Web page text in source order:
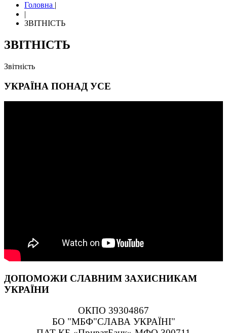
Головна |
|
ЗВІТНІСТЬ
ЗВIТНIСТЬ
Звітність
УКРАЇНА ПОНАД УСЕ
ДОПОМОЖИ СЛАВНИМ ЗАХИСНИКАМ
УКРАЇНИ
ОКПО 39304867
БО "МБФ"СЛАВА УКРАЇНІ"